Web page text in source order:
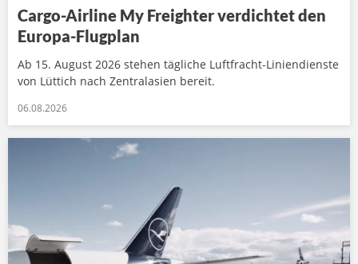
Cargo-Airline My Freighter verdichtet den
Europa-Flugplan
Ab 15. August 2026 stehen tägliche Luftfracht-Liniendienste
von Lüttich nach Zentralasien bereit.
06.08.2026